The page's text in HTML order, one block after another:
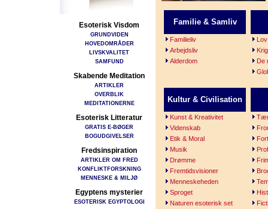
Esoterisk Visdom
GRUNDVIDEN
HOVEDOMRÅDER
LIVSKVALITET
SAMFUND
Skabende Meditation
ARTIKLER
OVERBLIK
MEDITATIONERNE
Esoterisk Litteratur
GRATIS E-BØGER
BOGUDGIVELSER
Fredsinspiration
ARTIKLER OM FRED
KONFLIKTFORSKNING
MENNESKE & MILJØ
Egyptens mysterier
ESOTERISK EGYPTOLOGI
Familie & Samliv
Familieliv
Arbejdsliv
Alderdom
Krig
De
Kultur & Civilisation
Kunst & Kreativitet
Videnskab
Etik & Moral
Musik
Drømme
Fremtidsvisioner
Menneskeheden
Sproget
Naturen esoterisk set